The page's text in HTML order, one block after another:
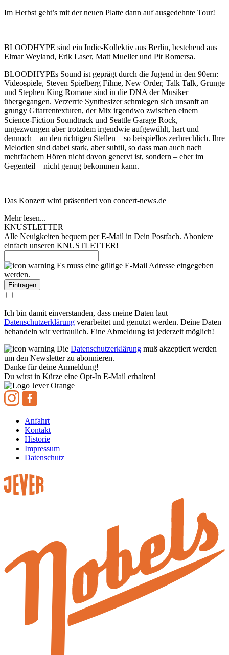
Im Herbst geht’s mit der neuen Platte dann auf ausgedehnte Tour!
BLOODHYPE sind ein Indie-Kollektiv aus Berlin, bestehend aus
Elmar Weyland, Erik Laser, Matt Mueller und Pit Romersa.
BLOODHYPEs Sound ist geprägt durch die Jugend in den 90ern:
Videospiele, Steven Spielberg Filme, New Order, Talk Talk, Grunge
und Stephen King Romane sind in die DNA der Musiker
übergegangen. Verzerrte Synthesizer schmiegen sich unsanft an
grungy Gitarrentexturen, der Mix irgendwo zwischen einem
Science-Fiction Soundtrack und Seattle Garage Rock,
ungezwungen aber trotzdem irgendwie aufgewühlt, hart und
dennoch – an den richtigen Stellen – so beispiellos zerbrechlich. Ihre
Melodien sind dabei stark, aber subtil, so dass man auch nach
mehrfachem Hören nicht davon genervt ist, sondern – eher im
Gegenteil – nicht genug bekommen kann.
Das Konzert wird präsentiert von concert-news.de
Mehr lesen...
KNUSTLETTER
Alle Neuigkeiten bequem per E-Mail in Dein Postfach. Aboniere
einfach unseren KNUSTLETTER!
Es muss eine gültige E-Mail Adresse eingegeben
werden.
Ich bin damit einverstanden, dass meine Daten laut
Datenschutzerklärung verarbeitet und genutzt werden. Deine Daten
behandeln wir vertraulich. Eine Abmeldung ist jederzeit möglich!
Die Datenschutzerklärung muß akzeptiert werden
um den Newsletter zu abonnieren.
Danke für deine Anmeldung!
Du wirst in Kürze eine Opt-In E-Mail erhalten!
Anfahrt
Kontakt
Historie
Impressum
Datenschutz